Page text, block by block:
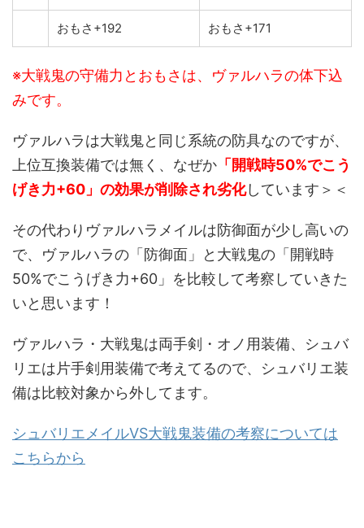
おもさ+192 おもさ+171
※大戦鬼の守備力とおもさは、ヴァルハラの体下込
みです。
ヴァルハラは大戦鬼と同じ系統の防具なのですが、
上位互換装備では無く、なぜか 「開戦時50%でこう
げき力+60」の効果が削除され劣化しています＞＜
その代わりヴァルハラメイルは防御面が少し高いの
で、ヴァルハラの「防御面」と大戦鬼の「開戦時
50%でこうげき力+60」を比較して考察していきた
いと思います！
ヴァルハラ・大戦鬼は両手剣・オノ用装備、シュバ
リエは片手剣用装備で考えてるので、シュバリエ装
備は比較対象から外してます。
シュバリエメイルVS大戦鬼装備の考察については
こちらから